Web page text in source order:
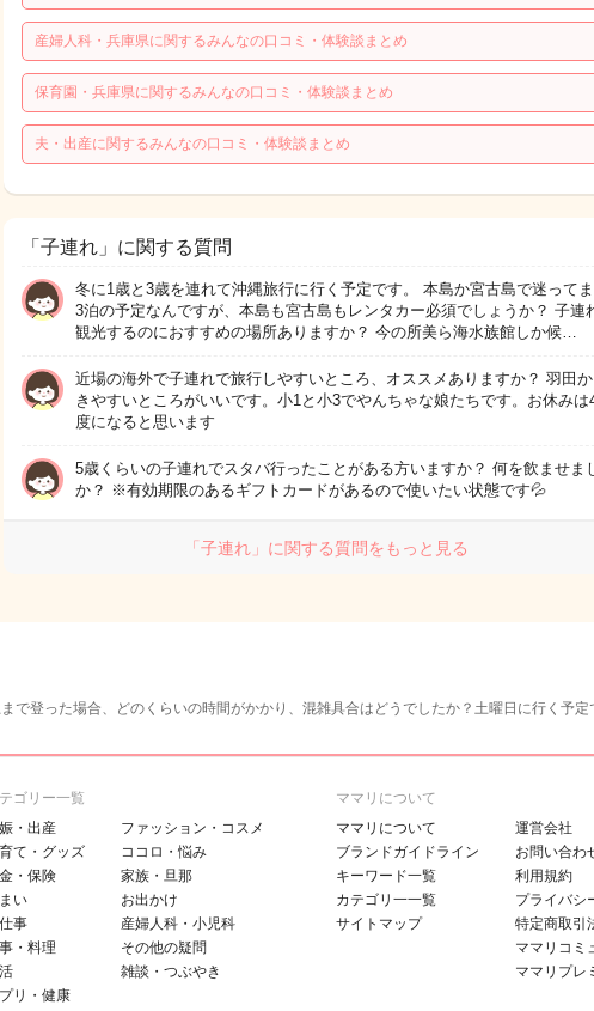
産婦人科・兵庫県に関するみんなの口コミ・体験談まとめ
保育園・兵庫県に関するみんなの口コミ・体験談まとめ
夫・出産に関するみんなの口コミ・体験談まとめ
「子連れ」に関する質問
冬に1歳と3歳を連れて沖縄旅行に行く予定です。 本島か宮古島で迷って
3泊の予定なんですが、本島も宮古島もレンタカー必須でしょうか？ 子連
観光するのにおすすめの場所ありますか？ 今の所美ら海水族館しか候…
近場の海外で子連れで旅行しやすいところ、オススメありますか？ 羽田
きやすいところがいいです。小1と小3でやんちゃな娘たちです。お休みは
度になると思います
5歳くらいの子連れでスタバ行ったことがある方いますか？ 何を飲ませま
か？ ※有効期限のあるギフトカードがあるので使いたい状態です💦
「子連れ」に関する質問をもっと見る
で登った場合、どのくらいの時間がかかり、混雑具合はどうでしたか？土曜日に行く予
ゴリー一覧
・出産
て・グッズ
・保険
い
事
・料理
リ・健康
ファッション・コスメ
ココロ・悩み
家族・旦那
お出かけ
産婦人科・小児科
その他の疑問
雑談・つぶやき
ママリについて
ママリについて
ブランドガイドライン
キーワード一覧
カテゴリ一一覧
サイトマップ
運営会社
お問い合わ
利用規約
プライバシ
特定商取引
ママリコミ
ママリプレ